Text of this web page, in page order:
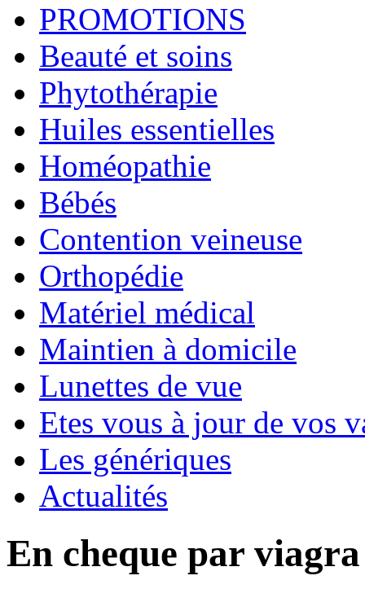
PROMOTIONS
Beauté et soins
Phytothérapie
Huiles essentielles
Homéopathie
Bébés
Contention veineuse
Orthopédie
Matériel médical
Maintien à domicile
Lunettes de vue
Etes vous à jour de vos
Les génériques
Actualités
En cheque par